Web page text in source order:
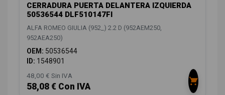
CERRADURA PUERTA DELANTERA IZQUIERDA
50536544 DLF510147FI
ALFA ROMEO GIULIA (952_) 2.2 D (952AEM250,
952AEA250)
OEM: 50536544
ID: 1548901
48,00 € Sin IVA
58,08 € Con IVA